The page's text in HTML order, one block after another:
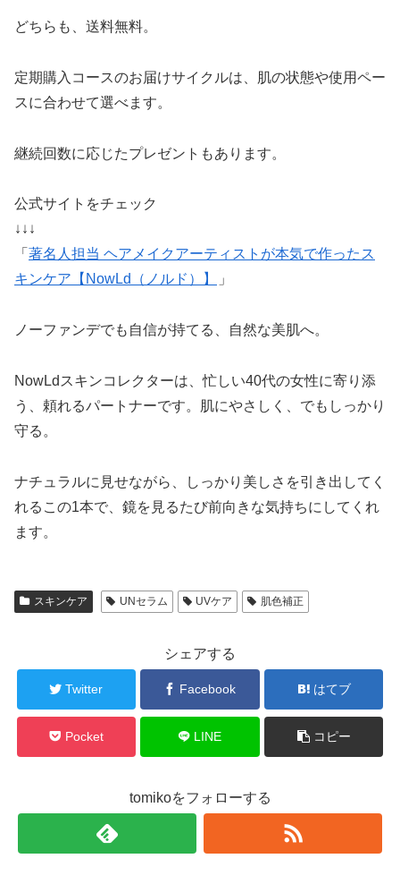
どちらも、送料無料。
定期購入コースのお届けサイクルは、肌の状態や使用ペー
スに合わせて選べます。
継続回数に応じたプレゼントもあります。
公式サイトをチェック
↓↓↓
「 著名人担当 ヘアメイクアーティストが本気で作ったス
キンケア【NowLd（ノルド）】
」
ノーファンデでも自信が持てる、自然な美肌へ。
NowLdスキンコレクターは、忙しい40代の女性に寄り添
う、頼れるパートナーです。肌にやさしく、でもしっかり
守る。
ナチュラルに見せながら、しっかり美しさを引き出してく
れるこの1本で、鏡を見るたび前向きな気持ちにしてくれ
ます。
スキンケア UNセラム UVケア 肌色補正
シェアする
Twitter Facebook はてブ
Pocket LINE コピー
tomikoをフォローする